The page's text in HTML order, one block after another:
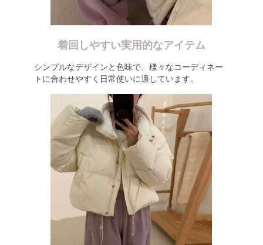
着回しやすい実用的なアイテム
シンプルなデザインと色味で、様々なコーディネー
トに合わせやすく日常使いに適しています。